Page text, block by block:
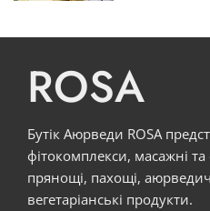
ROSA
Бутік Аюрведи ROSA
фітокомплекси, масажні та
прянощі, пахощі,
вегетаріанські продукти.